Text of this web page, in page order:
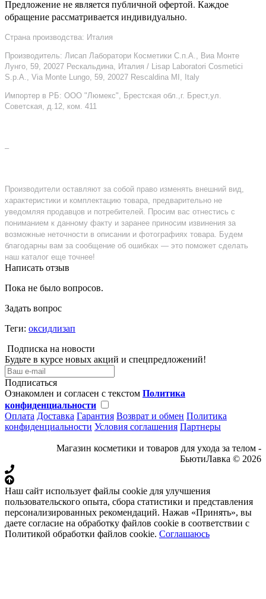
Предложение не является публичной офертой. Каждое
обращение рассматривается индивидуально.
Страна производства: Италия
Производитель: Лисап Лаборатори Косметики С.п.А., Виа Монте
Лунго, 59, 20027 Рескальдина, Италия / Lisap Laboratori Cosmetici
S.p.A., Via Monte Lungo, 59, 20027 Rescaldina MI, Italy
Импортер в РБ: ООО "Люмекс", Брестская обл.,г. Брест,ул.
Советская, д.12, ком. 411
–
Производители оставляют за собой право изменять внешний вид,
характеристики и комплектацию товара, предварительно не
уведомляя продавцов и потребителей. Просим вас отнестись с
пониманием к данному факту и заранее приносим извинения за
возможные неточности в описании и фотографиях товара. Будем
благодарны вам за сообщение об ошибках — это поможет сделать
наш каталог еще точнее!
Написать отзыв
Пока не было вопросов.
Задать вопрос
Теги: оксидлизап
Подписка на новости
Будьте в курсе новых акций и спецпредложений!
Подписаться
Ознакомлен и согласен с текстом Политика
конфиденциальности
Оплата Доставка Гарантия Возврат и обмен Политика
конфиденциальности Условия соглашения Партнеры
Магазин косметики и товаров для ухода за телом -
БьютиЛавка © 2026
Наш сайт использует файлы cookie для улучшения
пользовательского опыта, сбора статистики и представления
персонализированных рекомендаций. Нажав «Принять», вы
даете согласие на обработку файлов cookie в соответствии с
Политикой обработки файлов cookie. Соглашаюсь